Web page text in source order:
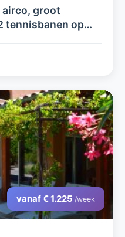
airco, groot
tennisbanen op
vanaf € 1.225 /week